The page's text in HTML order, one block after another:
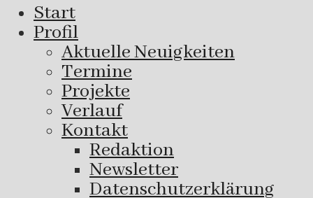
Start
Profil
Aktuelle Neuigkeiten
Termine
Projekte
Verlauf
Kontakt
Redaktion
Newsletter
Datenschutzerklärung